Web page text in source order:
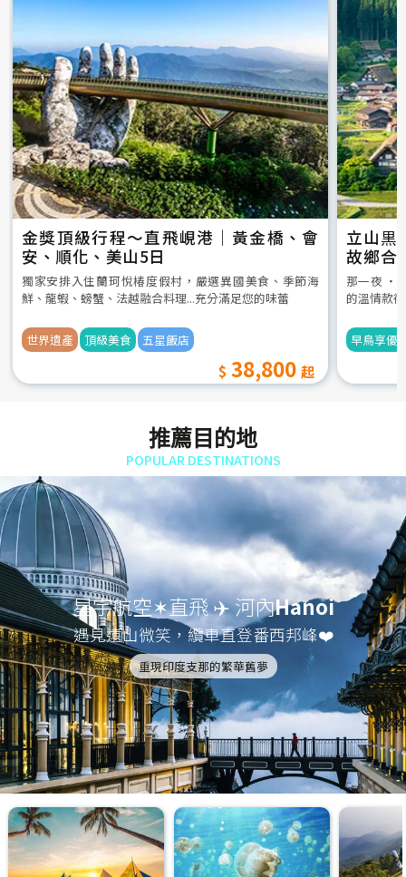
金獎頂級行程～直飛峴港｜黃金橋、會
安、順化、美山5日
獨家安排入住蘭珂悅椿度假村，嚴選異國美食、季節海
鮮、龍蝦、螃蟹、法越融合料理...充分滿足您的味蕾
世界遺產 頂級美食 五星飯店
38,800
立山黒
故鄉合
5日
那一夜 ‧
的溫情款
早鳥享優
推薦目的地
POPULAR DESTINATIONS
星宇航空✶直飛 ✈️ 河內Hanoi
遇見遠山微笑，纜車直登番西邦峰❤️
重現印度支那的繁華舊夢